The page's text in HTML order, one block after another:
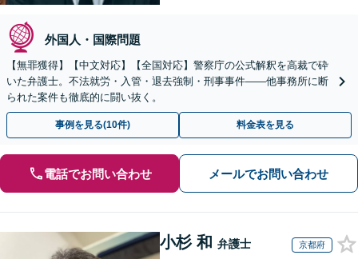
外国人・国際問題
【無罪獲得】【中文対応】【全国対応】警察庁の公式解釈を高裁で砕
いた弁護士。不法就労・入管・退去強制・刑事事件——他事務所に断
られた案件も徹底的に闘い抜く。
事例を見る(10件) 料金表を見る
電話でお問い合わせ メールでお問い合わせ
小杉 和 弁護士 京都府